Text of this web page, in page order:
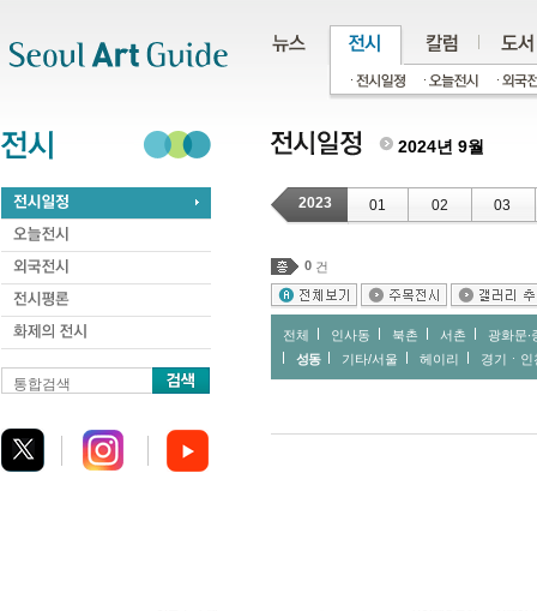
통합검색
2024년 9월
2023 01 02 03
0 건
전체 인사동 북촌 서촌
광화문∙
성동
기타/서울 헤이리 경기ㆍ인